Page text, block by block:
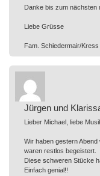
Danke bis zum nächsten
Liebe Grüsse
Fam. Schiedermair/Kress
Jürgen und
Lieber Michael, liebe
Wir haben gestern
waren restlos begeistert.
Diese schweren Stücke
Einfach genial!!